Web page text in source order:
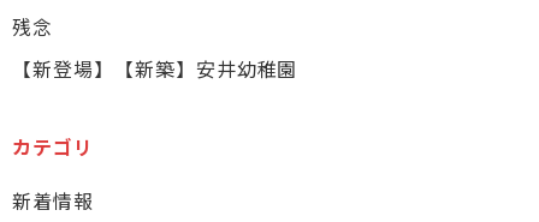
残念
【新登場】【新築】安井幼稚園
カテゴリ
新着情報